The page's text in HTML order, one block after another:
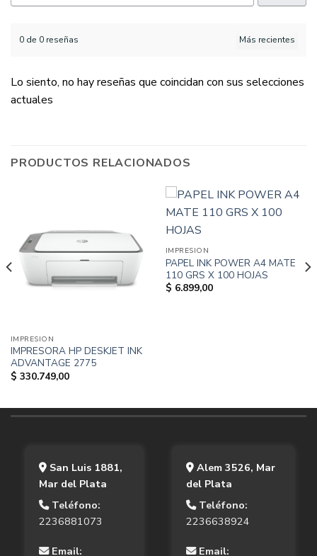
0 de 0 reseñas
Lo siento, no hay reseñas que coincidan con sus selecciones
actuales
PRODUCTOS RELACIONADOS
IMPRESION
IMPRESORA HP DESKJET INK
ADVANTAGE 2775
$ 330.749,00
IMPRESION
PAPEL INK POWER A4 MATE
110 GRS X 100 HOJAS
$ 6.899,00
San Luis 1881,
Mar del Plata
Teléfono:
2236881073
Email:
Alem 3526, Mar
del Plata
Teléfono:
2236638924
Email: